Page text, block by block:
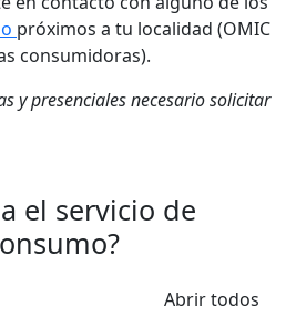
próximos a tu localidad (OMIC
consumidoras).
y presenciales necesario solicitar
el servicio de
Abrir todos